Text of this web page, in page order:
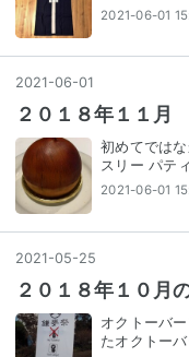
2021-06-01
2021 -06-01
２０１８年１１月
初めてでは
スリー パテ
2021-06-01
2021 -05-25
２０１８年１０月
オクトーバ
たオクトー